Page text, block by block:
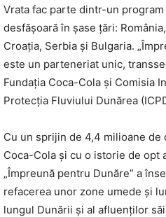
Vrata fac parte dintr-un program
desfășoară în șase țări:
Croația, Serbia și Bulgaria.
este un parteneriat unic,
Fundația Coca-Cola și Comisia
Protecția Fluviului Dunărea
Cu un sprijin de 4,4 milioane de
Coca-Cola și cu o istorie de opt
„Împreună pentru Dunăre” a
refacerea unor zone umede și
lungul Dunării și al afluenților